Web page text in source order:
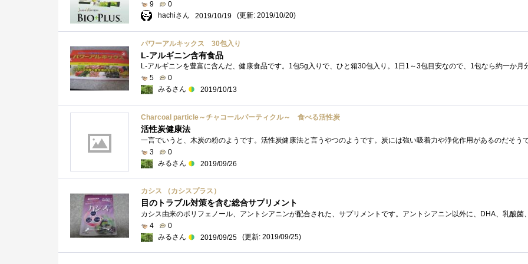
9
0
hachiさん
2019/10/19 (更新: 2019/10/20)
パワーアルキックス 30包入り
L-アルギニン含有食品
5
0
みるさん
2019/10/13
Charcoal particle～チャコールパーティクル～ 食べる活性炭
活性炭健康法
3
0
みるさん
2019/09/26
カシス （カシスプラス）
目のトラブル対策を含む総合サプリメント
4
0
みるさん
2019/09/25 (更新: 2019/09/25)